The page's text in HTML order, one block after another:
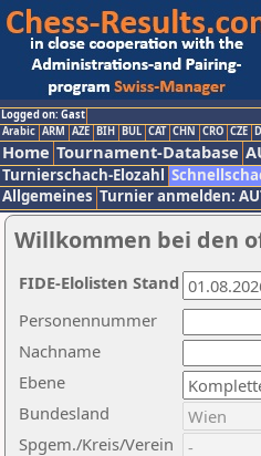
Logged on: Gast
Arabic ARM AZE BIH BUL CAT CHN CRO CZE
Home Tournament-Database
Turnierschach-Elozahl
Allgemeines Turnier anmelden:
Willkommen bei den
Nachname
Ebene
Personennummer
Bundesland
Spgem./Kreis/Verein
FIDE-Elolisten Stand